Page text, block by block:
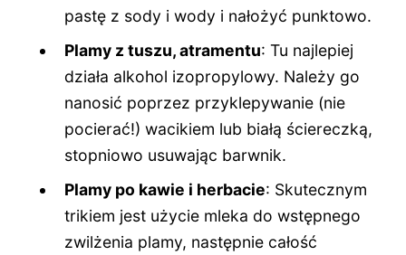
pastę z sody i wody i nałożyć punktowo.
Plamy z tuszu, atramentu: Tu najlepiej
działa alkohol izopropylowy. Należy go
nanosić poprzez przyklepywanie (nie
pocierać!) wacikiem lub białą ściereczką,
stopniowo usuwając barwnik.
Plamy po kawie i herbacie: Skutecznym
trikiem jest użycie mleka do wstępnego
zwilżenia plamy, następnie całość